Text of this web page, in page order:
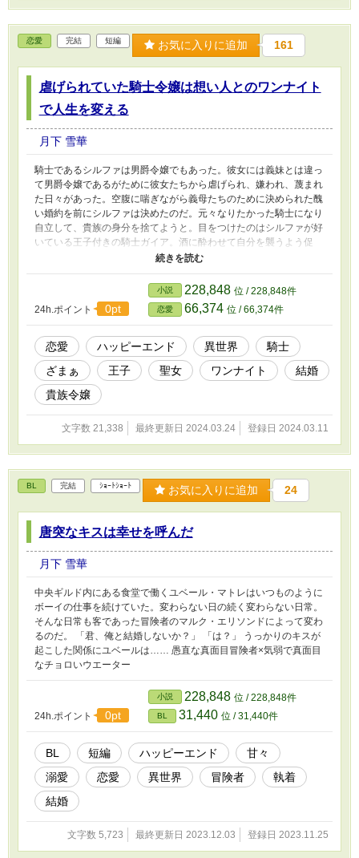
恋愛 完結 短編 お気に入りに追加 161
虐げられていた騎士令嬢は想い人とのワンナイト
で人生を変える
月下 雪華
騎士であるシルファは男爵令嬢でもあった。彼女には義妹とは違っ
て男爵令嬢であるがために彼女たちから虐げられ、嫌われ、蔑まれ
た日々があった。空腹に喘ぎながら義母たちのために決められた醜
い婚約を前にシルファは決めたのだ。元々なりたかった騎士になり
自立して、貴族の身分を捨てようと。目をつけたのはシルファが好
いている王子付きの騎士ガイア。酒に酔わせて自分を襲うよう促
し、貴族令嬢には大事な処女を捨てよう。その一晩で全てを終わら
せるんだ。そう計画しているシルファは知らない。シルファを取り
巻く国の思惑を。シルファの友人とその婚約者の物語を。シルファ
の恋の行先を。
24h.ポイント
0pt
小説 228,848 位 / 228,848件
恋愛 66,374 位 / 66,374件
恋愛 ハッピーエンド 異世界
騎士
ざまぁ
王子 聖女 ワンナイト
結婚
貴族令嬢
文字数 21,338 最終更新日 2024.03.24 登録日 2024.03.11
BL 完結 ｼｮｰﾄｼｮｰﾄ お気に入りに追加 24
唐突なキスは幸せを呼んだ
月下 雪華
中央ギルド内にある食堂で働くユベール・マトレはいつものように
ボーイの仕事を続けていた。変わらない日の続く変わらない日常。
そんな日常も客であった冒険者のマルク・エリソンドによって変わ
るのだ。 「君、俺と結婚しないか？」 「は？」 うっかりのキスが
起こした関係にユベールは…… 愚直な真面目冒険者×気弱で真面目
なチョロいウエーター
24h.ポイント 0pt
小説 228,848 位 / 228,848件
BL 31,440 位 / 31,440件
BL 短編 ハッピーエンド
甘々
溺愛
恋愛 異世界 冒険者
執着
結婚
文字数 5,723 最終更新日 2023.12.03 登録日 2023.11.25